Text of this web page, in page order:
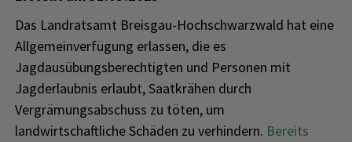
Das Landratsamt Breisgau-Hochschwarzwald hat eine
Allgemeinverfügung erlassen, die es
Jagdausübungsberechtigten und Personen mit
Jagderlaubnis erlaubt, Saatkrähen durch
Vergrämungsabschuss zu töten, um
landwirtschaftliche Schäden zu verhindern. Bereits